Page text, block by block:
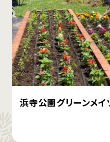
浜寺公園グリーンメイ